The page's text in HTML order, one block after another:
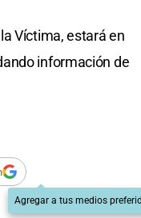
Víctima, estará en
información de
Agregar a tus medios